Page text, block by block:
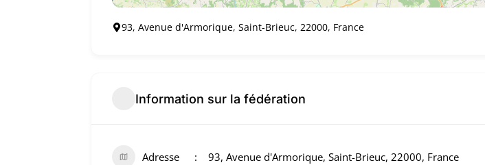
93, Avenue d'Armorique, Saint-Brieuc, 22000, France
Information sur la fédération
Adresse 93, Avenue d'Armorique, Saint-Brieuc, 22000, France